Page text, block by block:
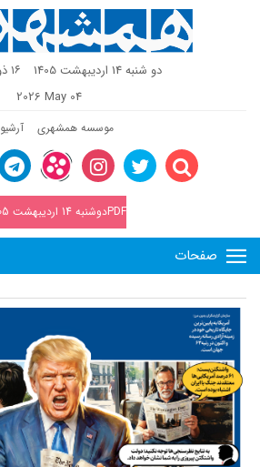
دو شنبه 14 اردیبهشت 1405
١٦ ذو القعدة ١٤٤٧
2026 May 04
موسسه همشهری آرشیو
PDFدوشنبه 14 اردیبهشت 1405
صفحات